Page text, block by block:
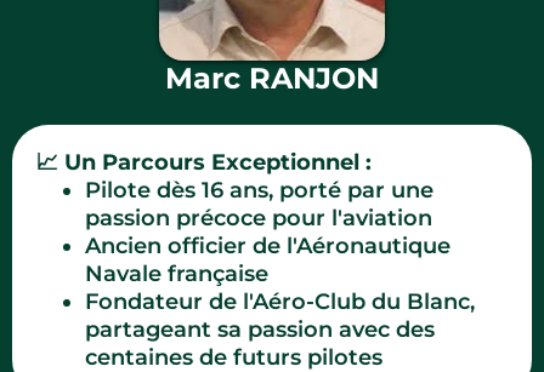
Marc RANJON
📈 Un Parcours Exceptionnel :
Pilote dès 16 ans, porté par une
passion précoce pour l'aviation
Ancien officier de l'Aéronautique
Navale française
Fondateur de l'Aéro-Club du Blanc,
partageant sa passion avec des
centaines de futurs pilotes